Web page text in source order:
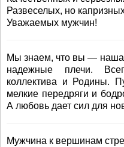
Развеселых, но
Уважаемых мужчин!
Мы знаем, что вы — наша
надежные плечи.
коллектива и Родины.
мелкие передряги и
А любовь дает сил для
Мужчина к вершинам